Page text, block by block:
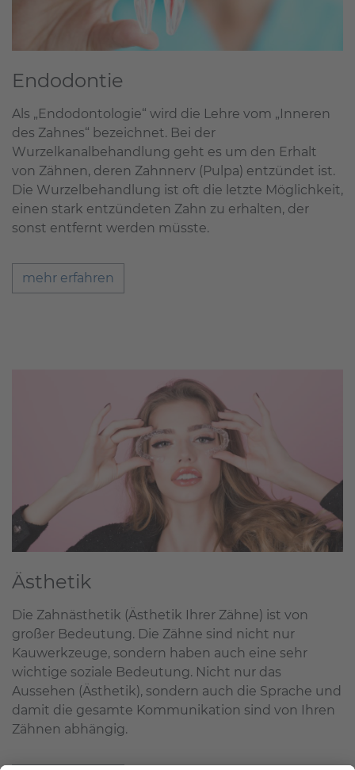
Endodontie
Als „Endodontologie“ wird die Lehre vom „Inneren
des Zahnes“ bezeichnet. Bei der
Wurzelkanalbehandlung geht es um den Erhalt
von Zähnen, deren Zahnnerv (Pulpa) entzündet ist.
Die Wurzelbehandlung ist oft die letzte Möglichkeit,
einen stark entzündeten Zahn zu erhalten, der
sonst entfernt werden müsste.
mehr erfahren
Ästhetik
Die Zahnästhetik (Ästhetik Ihrer Zähne) ist von
großer Bedeutung. Die Zähne sind nicht nur
Kauwerkzeuge, sondern haben auch eine sehr
wichtige soziale Bedeutung. Nicht nur das
Aussehen (Ästhetik), sondern auch die Sprache und
damit die gesamte Kommunikation sind von Ihren
Zähnen abhängig.